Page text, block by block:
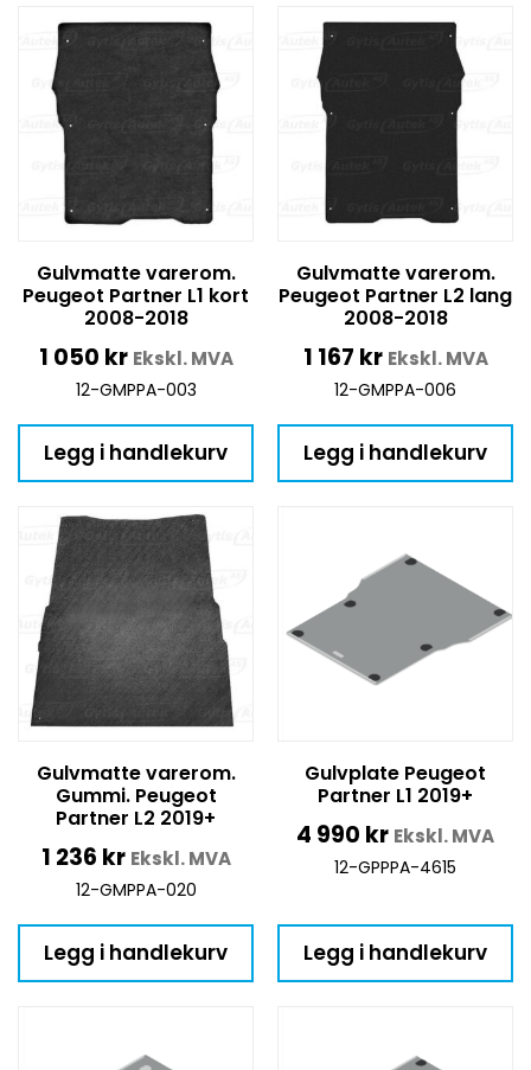
Gulvmatte varerom.
Peugeot Partner L1 kort
2008-2018
1 050 kr Ekskl. MVA
12-GMPPA-003
Legg i handlekurv
Gulvmatte varerom.
Peugeot Partner L2 lang
2008-2018
1 167 kr Ekskl. MVA
12-GMPPA-006
Legg i handlekurv
Gulvmatte varerom.
Gummi. Peugeot
Partner L2 2019+
1 236 kr Ekskl. MVA
12-GMPPA-020
Legg i handlekurv
Gulvplate Peugeot
Partner L1 2019+
4 990 kr Ekskl. MVA
12-GPPPA-4615
Legg i handlekurv